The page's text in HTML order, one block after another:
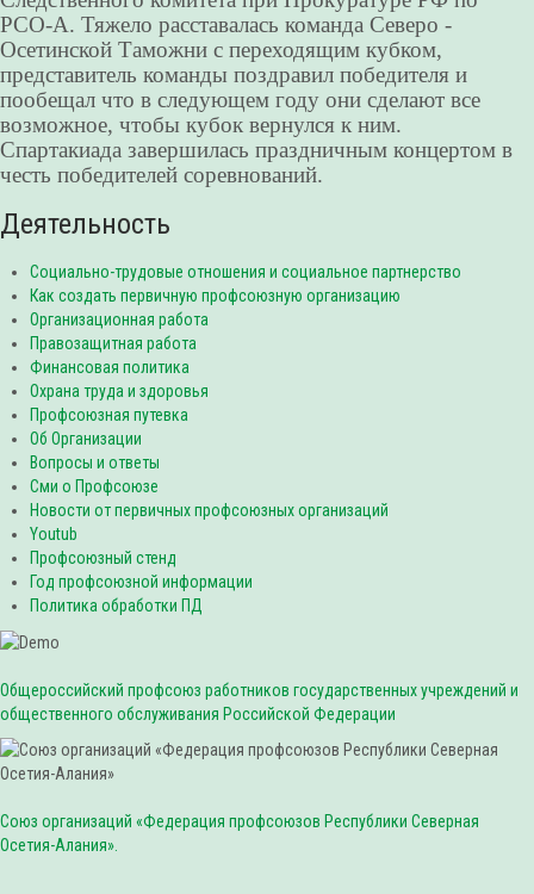
РСО-А. Тяжело расставалась команда Северо -
Осетинской Таможни с переходящим кубком,
представитель команды поздравил победителя и
пообещал что в следующем году они сделают все
возможное, чтобы кубок вернулся к ним.
Спартакиада завершилась праздничным концертом в
честь победителей соревнований.
Деятельность
Социально-трудовые отношения и социальное партнерство
Как создать первичную профсоюзную организацию
Организационная работа
Правозащитная работа
Финансовая политика
Охрана труда и здоровья
Профсоюзная путевка
Об Организации
Вопросы и ответы
Сми о Профсоюзе
Новости от первичных профсоюзных организаций
Youtub
Профсоюзный стенд
Год профсоюзной информации
Политика обработки ПД
Общероссийский профсоюз работников государственных учреждений и
общественного обслуживания Российской Федерации
Союз организаций «Федерация профсоюзов Республики Северная
Осетия-Алания».